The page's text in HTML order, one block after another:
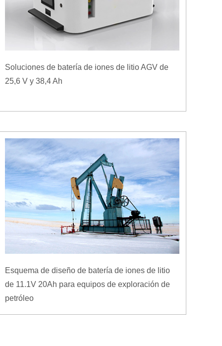
Soluciones de batería de iones de litio AGV de
25,6 V y 38,4 Ah
Esquema de diseño de batería de iones de litio
de 11.1V 20Ah para equipos de exploración de
petróleo